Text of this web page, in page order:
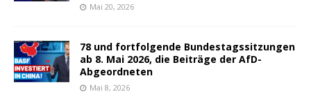
Mai 20, 2026
78 und fortfolgende Bundestagssitzungen
ab 8. Mai 2026, die Beiträge der AfD-
Abgeordneten
Mai 8, 2026